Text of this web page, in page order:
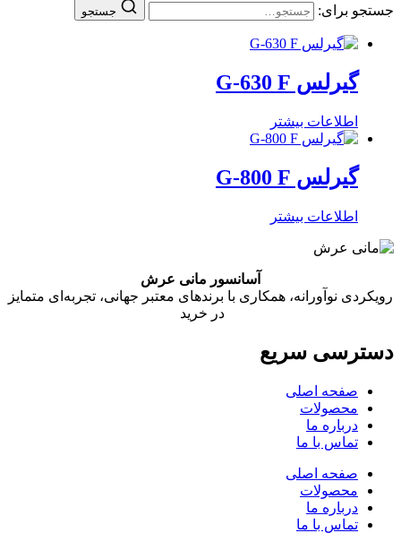
جستجو برای: جستجو
گیرلس G-630 F
اطلاعات بیشتر
گیرلس G-800 F
اطلاعات بیشتر
آسانسور مانی عرش
رویکردی نوآورانه، همکاری با برندهای معتبر جهانی، تجربه‌ای متمایز
در خرید
دسترسی سریع
صفحه اصلی
محصولات
درباره ما
تماس با ما
صفحه اصلی
محصولات
درباره ما
تماس با ما